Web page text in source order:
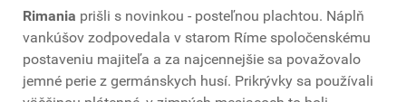
Rimania prišli s novinkou - posteľnou plachtou. Náplň
vankúšov zodpovedala v starom Ríme spoločenskému
postaveniu majiteľa a za najcennejšie sa považovalo
jemné perie z germánskych husí. Prikrývky sa používali